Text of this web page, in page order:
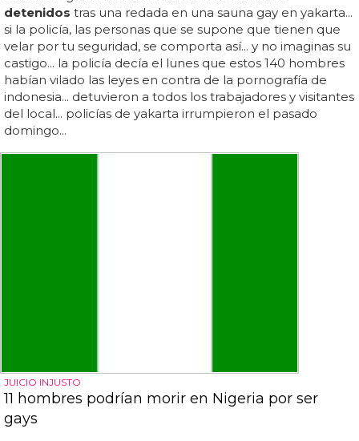
detenidos tras una redada en una sauna gay en yakarta...
si la policía, las personas que se supone que tienen que
velar por tu seguridad, se comporta así... y no imaginas su
castigo... la policía decía el lunes que estos 140 hombres
habían vilado las leyes en contra de la pornografía de
indonesia... detuvieron a todos los trabajadores y visitantes
del local... policías de yakarta irrumpieron el pasado
domingo...
JUICIO INJUSTO
11 hombres podrían morir en Nigeria por ser
gays